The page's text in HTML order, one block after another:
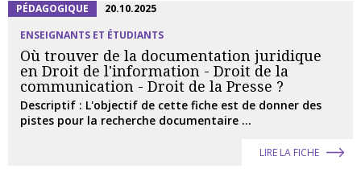
PÉDAGOGIQUE
20.10.2025
ENSEIGNANTS ET ÉTUDIANTS
Où trouver de la documentation juridique
en Droit de l'information - Droit de la
communication - Droit de la Presse ?
Descriptif : L'objectif de cette fiche est de donner des
pistes pour la recherche documentaire ...
LIRE LA FICHE